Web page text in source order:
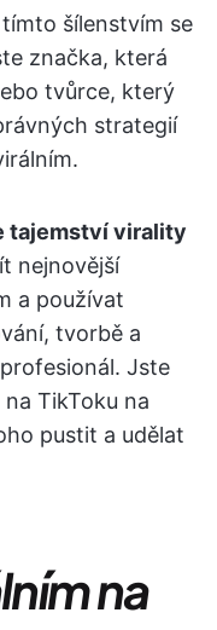
šílenstvím se
značka, která
tvůrce, který
strategií
tajemství virality
nejnovější
a používat
tvorbě a
Jste
TikToku na
pustit a udělat
na